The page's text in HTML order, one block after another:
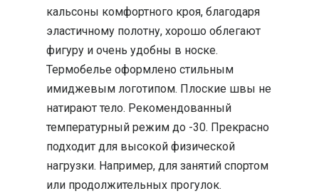
кальсоны комфортного кроя, благодаря
эластичному полотну, хорошо облегают
фигуру и очень удобны в носке.
Термобелье оформлено стильным
имиджевым логотипом. Плоские швы не
натирают тело. Рекомендованный
температурный режим до -30. Прекрасно
подходит для высокой физической
нагрузки. Например, для занятий спортом
или продолжительных прогулок.